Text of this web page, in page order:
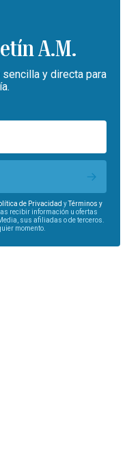
A.M.
y directa para
de Privacidad yTérminos y
recibir información u ofertas
sus afiliadas o de terceros.
momento.